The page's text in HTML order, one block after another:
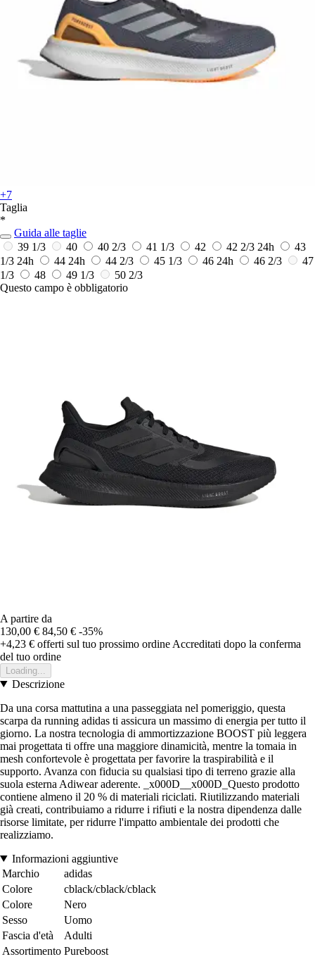
+7
Taglia
*
Guida alle taglie
39 1/3
40 40 2/3 41 1/3 42 42 2/3 24h
43
1/3 24h 44 24h 44 2/3 45 1/3 46 24h 46 2/3
47
1/3
48 49 1/3
50 2/3
Questo campo è obbligatorio
A partire da
130,00 € 84,50 € -35%
+4,23 € offerti sul tuo prossimo ordine Accreditati dopo la conferma
del tuo ordine
Loading...
Descrizione
Da una corsa mattutina a una passeggiata nel pomeriggio, questa
scarpa da running adidas ti assicura un massimo di energia per tutto il
giorno. La nostra tecnologia di ammortizzazione BOOST più leggera
mai progettata ti offre una maggiore dinamicità, mentre la tomaia in
mesh confortevole è progettata per favorire la traspirabilità e il
supporto. Avanza con fiducia su qualsiasi tipo di terreno grazie alla
suola esterna Adiwear aderente. _x000D__x000D_Questo prodotto
contiene almeno il 20 % di materiali riciclati. Riutilizzando materiali
già creati, contribuiamo a ridurre i rifiuti e la nostra dipendenza dalle
risorse limitate, per ridurre l'impatto ambientale dei prodotti che
realizziamo.
Informazioni aggiuntive
Marchio
adidas
Colore
cblack/cblack/cblack
Colore
Nero
Sesso
Uomo
Fascia d'età
Adulti
Assortimento Pureboost